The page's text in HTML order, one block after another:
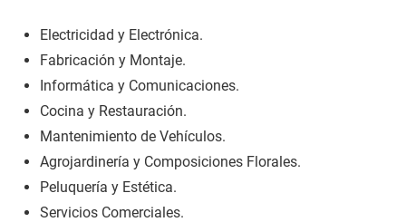
Electricidad y Electrónica.
Fabricación y Montaje.
Informática y Comunicaciones.
Cocina y Restauración.
Mantenimiento de Vehículos.
Agrojardinería y Composiciones Florales.
Peluquería y Estética.
Servicios Comerciales.